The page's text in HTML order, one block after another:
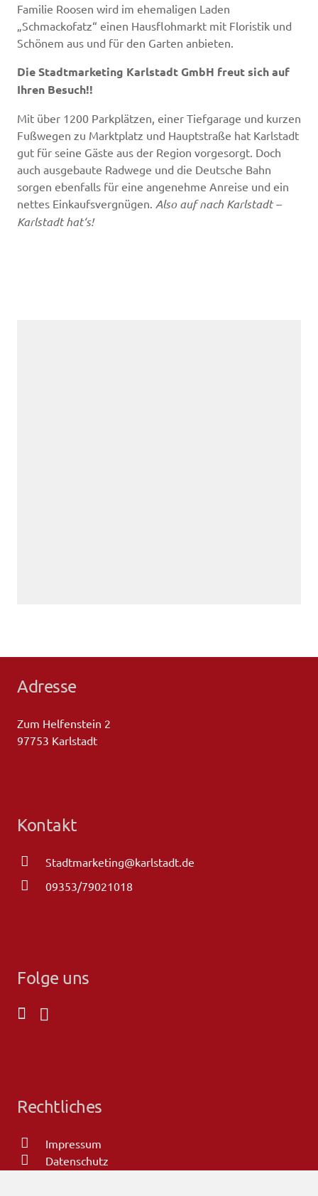
Familie Roosen wird im ehemaligen Laden
„Schmackofatz“ einen Hausflohmarkt mit Floristik und
Schönem aus und für den Garten anbieten.
Die Stadtmarketing Karlstadt GmbH freut sich auf
Ihren Besuch!!
Mit über 1200 Parkplätzen, einer Tiefgarage und kurzen
Fußwegen zu Marktplatz und Hauptstraße hat Karlstadt
gut für seine Gäste aus der Region vorgesorgt. Doch
auch ausgebaute Radwege und die Deutsche Bahn
sorgen ebenfalls für eine angenehme Anreise und ein
nettes Einkaufsvergnügen. Also auf nach Karlstadt –
Karlstadt hat‘s!
Adresse
Zum Helfenstein 2
97753 Karlstadt
Kontakt
Stadtmarketing@karlstadt.de
09353/79021018
Folge uns
Rechtliches
Impressum
Datenschutz